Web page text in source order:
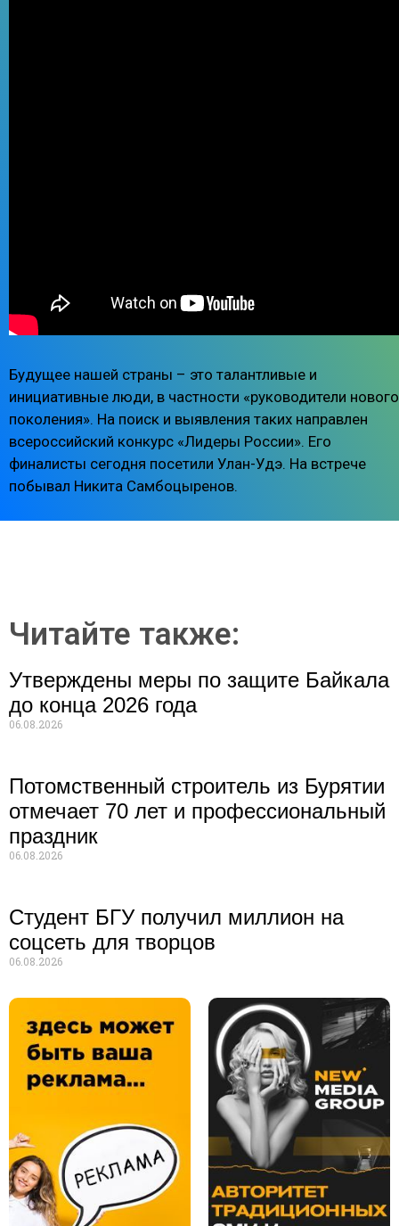
Будущее нашей страны – это талантливые и
инициативные люди, в частности «руководители нового
поколения». На поиск и выявления таких направлен
всероссийский конкурс «Лидеры России». Его
финалисты сегодня посетили Улан-Удэ. На встрече
побывал Никита Самбоцыренов.
Читайте также:
Утверждены меры по защите Байкала
до конца 2026 года
06.08.2026
Потомственный строитель из Бурятии
отмечает 70 лет и профессиональный
праздник
06.08.2026
Студент БГУ получил миллион на
соцсеть для творцов
06.08.2026